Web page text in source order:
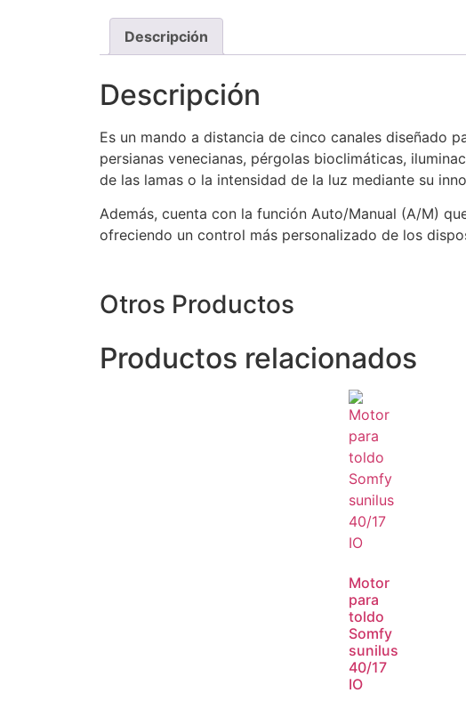
Descripción
Descripción
Es un mando a distancia de cinco canales
persianas venecianas, pérgolas bioclimáticas,
de las lamas o la intensidad de la luz mediante su
Además, cuenta con la función Auto/Manual (A/M)
ofreciendo un control más personalizado de los
Otros Productos
Productos relacionados
Motor
para
toldo
Somfy
sunilus
40/17
IO